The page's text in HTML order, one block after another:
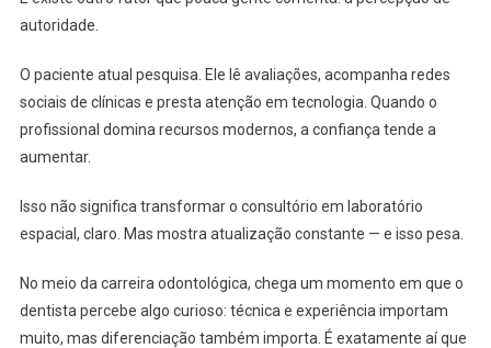
autoridade.
O paciente atual pesquisa. Ele lê avaliações, acompanha redes
sociais de clínicas e presta atenção em tecnologia. Quando o
profissional domina recursos modernos, a confiança tende a
aumentar.
Isso não significa transformar o consultório em laboratório
espacial, claro. Mas mostra atualização constante — e isso pesa.
No meio da carreira odontológica, chega um momento em que o
dentista percebe algo curioso: técnica e experiência importam
muito, mas diferenciação também importa. É exatamente aí que